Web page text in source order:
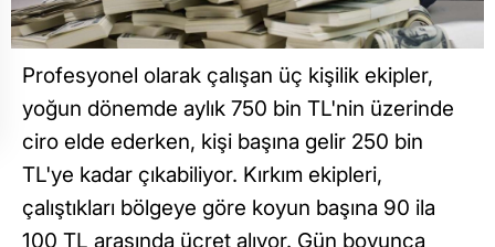
Profesyonel olarak çalışan üç kişilik ekipler,
yoğun dönemde aylık 750 bin TL'nin üzerinde
ciro elde ederken, kişi başına gelir 250 bin
TL'ye kadar çıkabiliyor. Kırkım ekipleri,
çalıştıkları bölgeye göre koyun başına 90 ila
100 TL arasında ücret alıyor. Gün boyunca